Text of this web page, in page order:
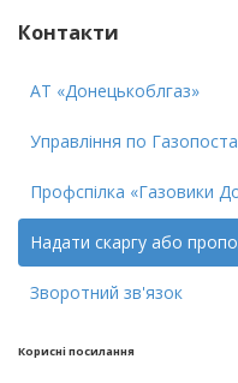
Контакти
АТ «Донецькоблгаз»
Управління по
Профспiлка «Газовики
Надати скаргу або
Зворотний зв'язок
Кориснi посилання